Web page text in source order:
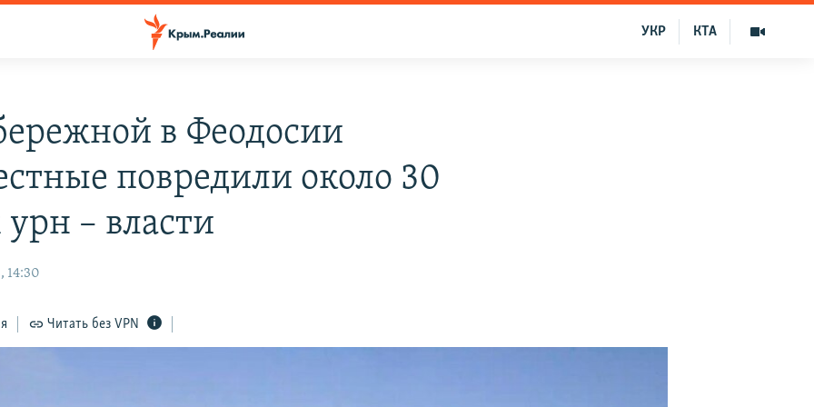
КТА
УКР
в Феодосии
повредили около 30
– власти
14:30
Читать без VPN